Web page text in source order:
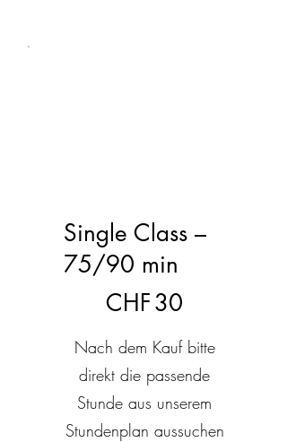
Single Class –
75/90 min
CHF30
Nach dem Kauf bitte
direkt die passende
Stunde aus unserem
Stundenplan aussuchen